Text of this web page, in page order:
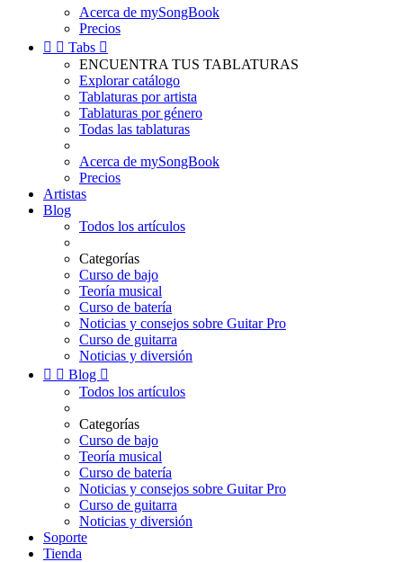
Acerca de mySongBook
Precios
  Tabs 
ENCUENTRA TUS TABLATURAS
Explorar catálogo
Tablaturas por artista
Tablaturas por género
Todas las tablaturas
Acerca de mySongBook
Precios
Artistas
Blog
Todos los artículos
Categorías
Curso de bajo
Teoría musical
Curso de batería
Noticias y consejos sobre Guitar Pro
Curso de guitarra
Noticias y diversión
  Blog 
Todos los artículos
Categorías
Curso de bajo
Teoría musical
Curso de batería
Noticias y consejos sobre Guitar Pro
Curso de guitarra
Noticias y diversión
Soporte
Tienda